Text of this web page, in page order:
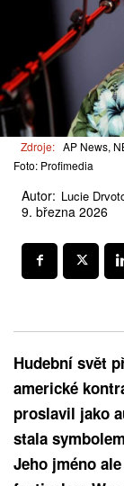
Zdroje: AP News,
Foto: Profimedia
Autor: Lucie
9. března 2026
Hudební svět
americké
proslavil jako
stala
Jeho jméno